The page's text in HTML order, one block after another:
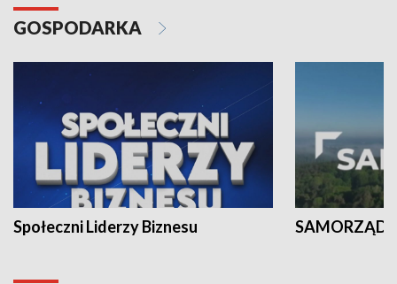
GOSPODARKA
Społeczni Liderzy Biznesu SAMORZĄD